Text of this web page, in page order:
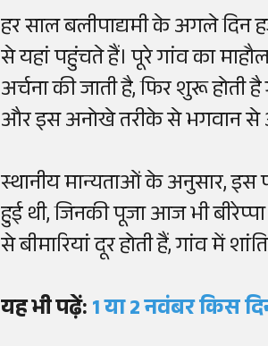
हर साल बलीपाद्यमी के अगले
से यहां पहुंचते हैं। पूरे गांव का
अर्चना की जाती है, फिर शुरू
और इस अनोखे तरीके से भगवान से
स्थानीय मान्यताओं के अनुसार,
हुई थी, जिनकी पूजा आज भी
से बीमारियां दूर होती हैं, गांव में
यह भी पढ़ें:1 या 2 नवंबर किस